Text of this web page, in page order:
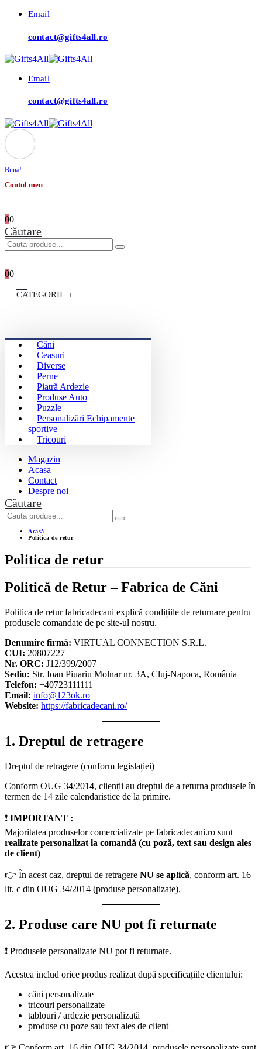
Email
contact@gifts4all.ro
Email
contact@gifts4all.ro
Buna!
Contul meu
00
Căutare
00
CATEGORII
Căni
Ceasuri
Diverse
Perne
Piatră Ardezie
Produse Auto
Puzzle
Personalizări Echipamente
sportive
Tricouri
Magazin
Acasa
Contact
Despre noi
Căutare
Acasă
Politica de retur
Politica de retur
Politică de Retur – Fabrica de Căni
Politica de retur fabricadecani explică condițiile de returnare pentru
produsele comandate de pe site-ul nostru.
Denumire firmă: VIRTUAL CONNECTION S.R.L.
CUI: 20807227
Nr. ORC: J12/399/2007
Sediu: Str. Ioan Piuariu Molnar nr. 3A, Cluj-Napoca, România
Telefon: +40723111111
Email: info@123ok.ro
Website: https://fabricadecani.ro/
1. Dreptul de retragere
Dreptul de retragere (conform legislației)
Conform OUG 34/2014, clienții au dreptul de a returna produsele în
termen de 14 zile calendaristice de la primire.
❗ IMPORTANT :
Majoritatea produselor comercializate pe fabricadecani.ro sunt
realizate personalizat la comandă (cu poză, text sau design ales
de client)
👉 În acest caz, dreptul de retragere NU se aplică, conform art. 16
lit. c din OUG 34/2014 (produse personalizate).
2. Produse care NU pot fi returnate
❗ Produsele personalizate NU pot fi returnate.
Acestea includ orice produs realizat după specificațiile clientului:
căni personalizate
tricouri personalizate
tablouri / ardezie personalizată
produse cu poze sau text ales de client